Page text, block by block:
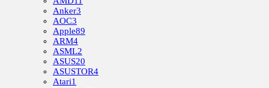
Anker3
AOC3
Apple89
ARM4
ASML2
ASUS20
ASUSTOR4
Atari1